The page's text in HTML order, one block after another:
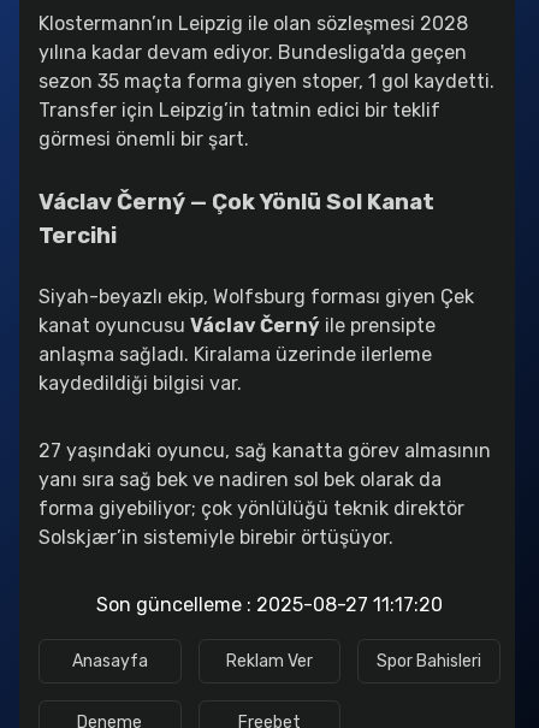
Klostermann’ın Leipzig ile olan sözleşmesi 2028
yılına kadar devam ediyor. Bundesliga'da geçen
sezon 35 maçta forma giyen stoper, 1 gol kaydetti.
Transfer için Leipzig’in tatmin edici bir teklif
görmesi önemli bir şart.
Václav Černý — Çok Yönlü Sol Kanat
Tercihi
Siyah-beyazlı ekip, Wolfsburg forması giyen Çek
kanat oyuncusu Václav Černý ile prensipte
anlaşma sağladı. Kiralama üzerinde ilerleme
kaydedildiği bilgisi var.
27 yaşındaki oyuncu, sağ kanatta görev almasının
yanı sıra sağ bek ve nadiren sol bek olarak da
forma giyebiliyor; çok yönlülüğü teknik direktör
Solskjær’in sistemiyle birebir örtüşüyor.
Son güncelleme : 2025-08-27 11:17:20
Fenerbahçe Benfica’yı Elerse Kasası Taşacak:
Barış Alper Yılmaz’ın Geleceği Netleşiyor
2025-08-27 11:08:18
Galatasaray’ın Yıldızına 50 Milyon Euro’luk Teklif !
2025-08-18 12:11:41
2025-08-18 12:08:42
Anasayfa Reklam Ver Spor Bahisleri
Deneme Freebet
betebet
enobahis
redfoxbet